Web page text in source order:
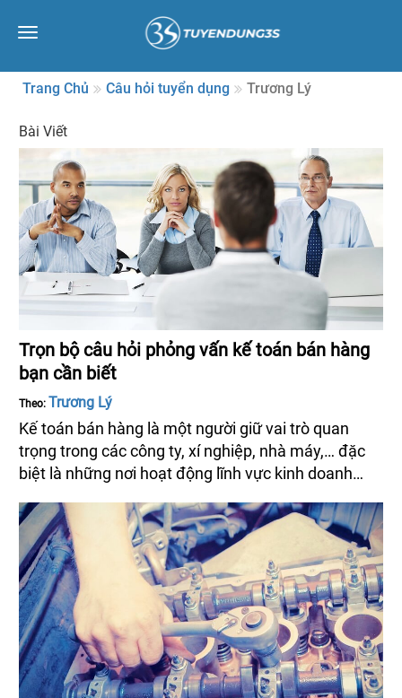
Toggle
Trang Chủ
Câu hỏi tuyển dụng Trương Lý
Bài Viết
Trọn bộ câu hỏi phỏng vấn kế toán bán hàng
bạn cần biết
Theo: Trương Lý
Kế toán bán hàng là một người giữ vai trò quan
trọng trong các công ty, xí nghiệp, nhà máy,… đặc
biệt là những nơi hoạt động lĩnh vực kinh doanh
giúp bạn các câu hỏi phỏng vấn kế toán bán hàng
mà bạn hay gặp nhất.